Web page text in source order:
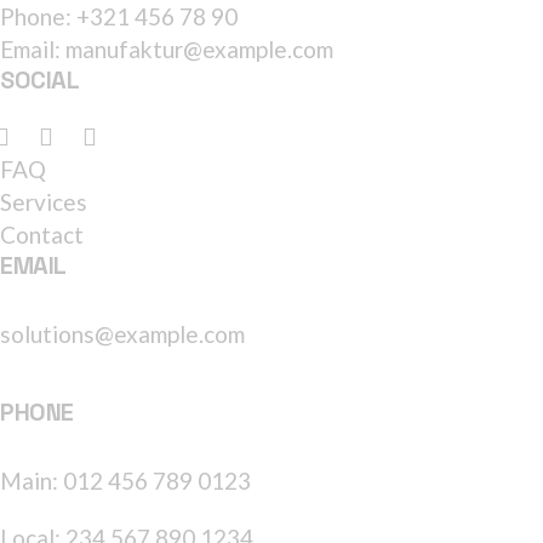
Phone: +321 456 78 90
Email: manufaktur@example.com
SOCIAL
FAQ
Services
Contact
EMAIL
solutions@example.com
PHONE
Main: 012 456 789 0123